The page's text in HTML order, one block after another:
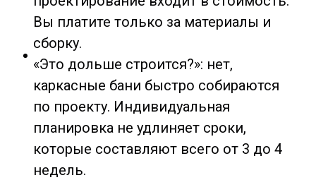
Вы платите только за материалы и
сборку.
«Это дольше строится?»: нет,
каркасные бани быстро собираются
по проекту. Индивидуальная
планировка не удлиняет сроки,
которые составляют всего от 3 до 4
недель.